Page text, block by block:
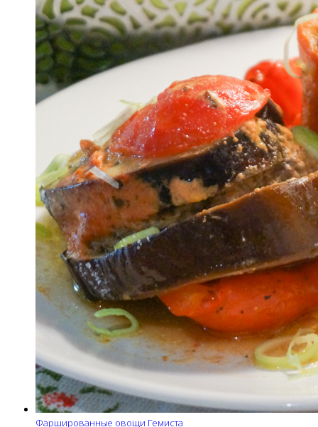
Фаршированные овощи Гемиста